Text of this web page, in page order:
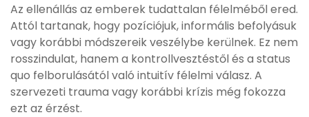
Az ellenállás az emberek tudattalan félelméből ered.
Attól tartanak, hogy pozíciójuk, informális befolyásuk
vagy korábbi módszereik veszélybe kerülnek. Ez nem
rosszindulat, hanem a kontrollvesztéstől és a status
quo felborulásától való intuitív félelmi válasz. A
szervezeti trauma vagy korábbi krízis még fokozza
ezt az érzést.